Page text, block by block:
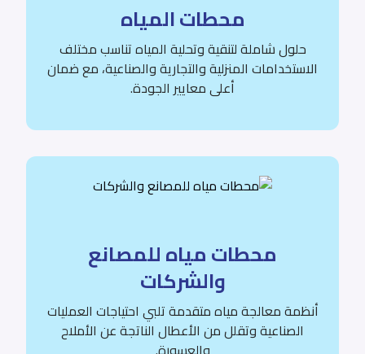
محطات المياه
حلول شاملة لتنقية وتحلية المياه تناسب مختلف
الاستخدامات المنزلية والتجارية والصناعية، مع ضمان
أعلى معايير الجودة.
محطات مياه للمصانع
والشركات
أنظمة معالجة مياه متقدمة تلبي احتياجات العمليات
الصناعية وتقلل من الأعطال الناتجة عن الأملاح